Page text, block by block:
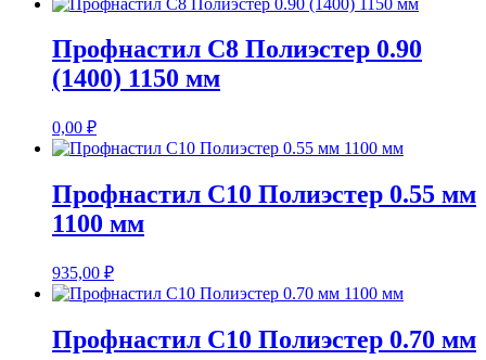
Профнастил С8 Полиэстер 0.90
(1400) 1150 мм
0,00 ₽
Профнастил С10 Полиэстер 0.55 мм
1100 мм
935,00 ₽
Профнастил С10 Полиэстер 0.70 мм